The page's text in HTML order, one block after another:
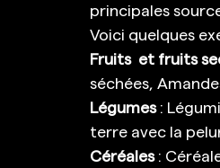
principales
Voici quelques
Fruits  et fruits
séchées,
Légumes :
terre avec la
Céréales :